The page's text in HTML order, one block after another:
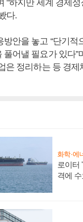
"하지만 세계 경제
다.
방안을 놓고 “단기
풀어낼 필요가 있다
은 정리하는 등 경
화학·에
로이터
격에 수